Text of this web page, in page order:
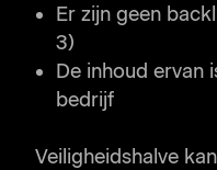
Er zijn geen
3)
De inhoud ervan
bedrijf
Veiligheidshalve